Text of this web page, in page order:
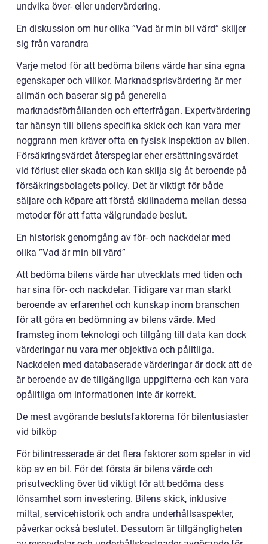
undvika över- eller undervärdering.
En diskussion om hur olika ”Vad är min bil värd” skiljer
sig från varandra
Varje metod för att bedöma bilens värde har sina egna
egenskaper och villkor. Marknadsprisvärdering är mer
allmän och baserar sig på generella
marknadsförhållanden och efterfrågan. Expertvärdering
tar hänsyn till bilens specifika skick och kan vara mer
noggrann men kräver ofta en fysisk inspektion av bilen.
Försäkringsvärdet återspeglar eher ersättningsvärdet
vid förlust eller skada och kan skilja sig åt beroende på
försäkringsbolagets policy. Det är viktigt för både
säljare och köpare att förstå skillnaderna mellan dessa
metoder för att fatta välgrundade beslut.
En historisk genomgång av för- och nackdelar med
olika ”Vad är min bil värd”
Att bedöma bilens värde har utvecklats med tiden och
har sina för- och nackdelar. Tidigare var man starkt
beroende av erfarenhet och kunskap inom branschen
för att göra en bedömning av bilens värde. Med
framsteg inom teknologi och tillgång till data kan dock
värderingar nu vara mer objektiva och pålitliga.
Nackdelen med databaserade värderingar är dock att de
är beroende av de tillgängliga uppgifterna och kan vara
opålitliga om informationen inte är korrekt.
De mest avgörande beslutsfaktorerna för bilentusiaster
vid bilköp
För bilintresserade är det flera faktorer som spelar in vid
köp av en bil. För det första är bilens värde och
prisutveckling över tid viktigt för att bedöma dess
lönsamhet som investering. Bilens skick, inklusive
miltal, servicehistorik och andra underhållsaspekter,
påverkar också beslutet. Dessutom är tillgängligheten